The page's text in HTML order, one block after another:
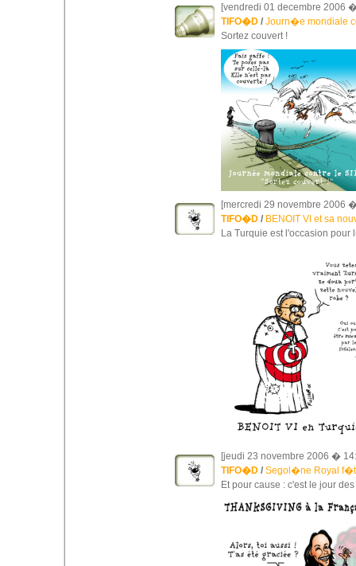
[vendredi 01 decembre 2006
TIFO�D/ Journ�e mondiale
Sortez couvert !
[mercredi 29 novembre 2006
TIFO�D/ BENOIT VI et sa
La Turquie est l'occasion pour
[jeudi 23 novembre 2006 �
TIFO�D/ Segol�ne Royal
Et pour cause : c'est le jour